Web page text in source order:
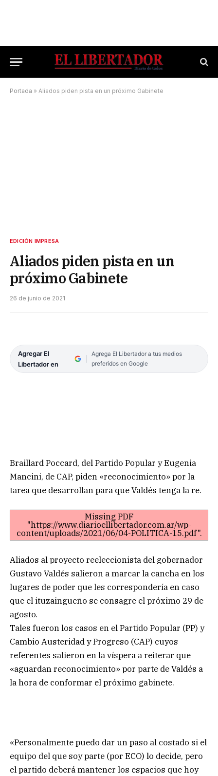
Portada » Aliados piden pista en un próximo Gabinete
EDICIÓN IMPRESA
Aliados piden pista en un
próximo Gabinete
26 de junio de 2021
Agregar El
Libertador en
Agrega El Libertador a tus medios
preferidos en Google
Braillard Poccard, del Partido Popular y Eugenia
Mancini, de CAP, piden «reconocimiento» por la
tarea que desarrollan para que Valdés tenga la re.
Missing PDF
"https://www.diarioellibertador.com.ar/wp-
content/uploads/2021/06/04-POLITICA-15.pdf".
Aliados al proyecto reeleccionista del gobernador
Gustavo Valdés salieron a marcar la cancha en los
lugares de poder que les correspondería en caso
que el ituzaingueño se consagre el próximo 29 de
agosto.
Tales fueron los casos en el Partido Popular (PP) y
Cambio Austeridad y Progreso (CAP) cuyos
referentes salieron en la víspera a reiterar que
«aguardan reconocimiento» por parte de Valdés a
la hora de conformar el próximo gabinete.
«Personalmente puedo dar un paso al costado si el
equipo del que soy parte (por ECO) lo decide, pero
el partido deberá mantener los espacios que hoy